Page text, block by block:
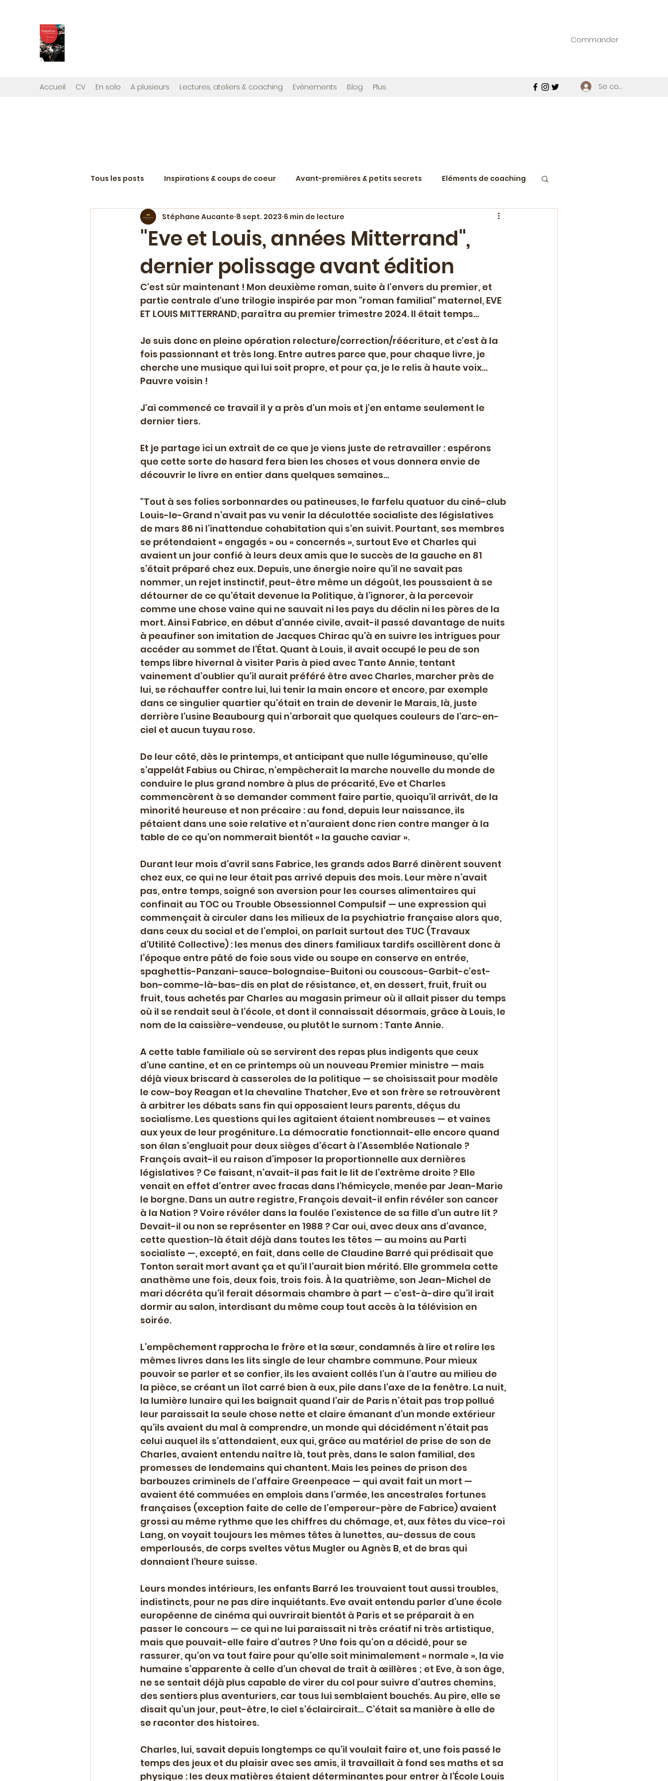
Commander
Accueil CV En solo A plusieurs Lectures, ateliers & coaching Evénements Blog Plus Se connecter
Tous les posts Inspirations & coups de coeur Avant-premières & petits secrets Eléments de coaching
Projets d'écriture en cours Nostalgie du rétroviseur Humeurs
Chroniques & avis Projet de maison d'édition
Ateliers & coaching Offre spéciale Livre paru Travail éditorial Palestine Roman
Nouvelle parution Résidence-mission Education artistique et culturelle
"Eve et Louis, années Mitterrand",
dernier polissage avant édition
Stéphane Aucante 8 sept. 2023 6 min de lecture
C'est sûr maintenant ! Mon deuxième roman, suite à l'envers du premier, et
partie centrale d'une trilogie inspirée par mon "roman familial" maternel, EVE
ET LOUIS MITTERRAND, paraîtra au premier trimestre 2024. Il était temps...
Je suis donc en pleine opération relecture/correction/réécriture, et c'est à la
fois passionnant et très long. Entre autres parce que, pour chaque livre, je
cherche une musique qui lui soit propre, et pour ça, je le relis à haute voix...
Pauvre voisin !
J'ai commencé ce travail il y a près d'un mois et j'en entame seulement le
dernier tiers.
Et je partage ici un extrait de ce que je viens juste de retravailler : espérons
que cette sorte de hasard fera bien les choses et vous donnera envie de
découvrir le livre en entier dans quelques semaines...
"Tout à ses folies sorbonnardes ou patineuses, le farfelu quatuor du ciné-club
Louis-le-Grand n’avait pas vu venir la déculottée socialiste des législatives
de mars 86 ni l’inattendue cohabitation qui s’en suivit. Pourtant, ses membres
se prétendaient « engagés » ou « concernés », surtout Eve et Charles qui
avaient un jour confié à leurs deux amis que le succès de la gauche en 81
s’était préparé chez eux. Depuis, une énergie noire qu’il ne savait pas
nommer, un rejet instinctif, peut-être même un dégoût, les poussaient à se
détourner de ce qu’était devenue la Politique, à l’ignorer, à la percevoir
comme une chose vaine qui ne sauvait ni les pays du déclin ni les pères de la
mort. Ainsi Fabrice, en début d’année civile, avait-il passé davantage de nuits
à peaufiner son imitation de Jacques Chirac qu’à en suivre les intrigues pour
accéder au sommet de l’État. Quant à Louis, il avait occupé le peu de son
temps libre hivernal à visiter Paris à pied avec Tante Annie, tentant
vainement d’oublier qu’il aurait préféré être avec Charles, marcher près de
lui, se réchauffer contre lui, lui tenir la main encore et encore, par exemple
dans ce singulier quartier qu’était en train de devenir le Marais, là, juste
derrière l’usine Beaubourg qui n’arborait que quelques couleurs de l’arc-en-
ciel et aucun tuyau rose.
De leur côté, dès le printemps, et anticipant que nulle légumineuse, qu’elle
s’appelât Fabius ou Chirac, n’empêcherait la marche nouvelle du monde de
conduire le plus grand nombre à plus de précarité, Eve et Charles
commencèrent à se demander comment faire partie, quoiqu’il arrivât, de la
minorité heureuse et non précaire : au fond, depuis leur naissance, ils
pétaient dans une soie relative et n’auraient donc rien contre manger à la
table de ce qu’on nommerait bientôt « la gauche caviar ».
Durant leur mois d’avril sans Fabrice, les grands ados Barré dinèrent souvent
chez eux, ce qui ne leur était pas arrivé depuis des mois. Leur mère n’avait
pas, entre temps, soigné son aversion pour les courses alimentaires qui
confinait au TOC ou Trouble Obsessionnel Compulsif — une expression qui
commençait à circuler dans les milieux de la psychiatrie française alors que,
dans ceux du social et de l’emploi, on parlait surtout des TUC (Travaux
d’Utilité Collective) : les menus des diners familiaux tardifs oscillèrent donc à
l’époque entre pâté de foie sous vide ou soupe en conserve en entrée,
spaghettis-Panzani-sauce-bolognaise-Buitoni ou couscous-Garbit-c’est-
bon-comme-là-bas-dis en plat de résistance, et, en dessert, fruit, fruit ou
fruit, tous achetés par Charles au magasin primeur où il allait pisser du temps
où il se rendait seul à l’école, et dont il connaissait désormais, grâce à Louis, le
nom de la caissière-vendeuse, ou plutôt le surnom : Tante Annie.
A cette table familiale où se servirent des repas plus indigents que ceux
d’une cantine, et en ce printemps où un nouveau Premier ministre — mais
déjà vieux briscard à casseroles de la politique — se choisissait pour modèle
le cow-boy Reagan et la chevaline Thatcher, Eve et son frère se retrouvèrent
à arbitrer les débats sans fin qui opposaient leurs parents, déçus du
socialisme. Les questions qui les agitaient étaient nombreuses — et vaines
aux yeux de leur progéniture. La démocratie fonctionnait-elle encore quand
son élan s’engluait pour deux sièges d’écart à l’Assemblée Nationale ?
François avait-il eu raison d’imposer la proportionnelle aux dernières
législatives ? Ce faisant, n’avait-il pas fait le lit de l’extrême droite ? Elle
venait en effet d’entrer avec fracas dans l’hémicycle, menée par Jean-Marie
le borgne. Dans un autre registre, François devait-il enfin révéler son cancer
à la Nation ? Voire révéler dans la foulée l’existence de sa fille d’un autre lit ?
Devait-il ou non se représenter en 1988 ? Car oui, avec deux ans d’avance,
cette question-là était déjà dans toutes les têtes — au moins au Parti
socialiste —, excepté, en fait, dans celle de Claudine Barré qui prédisait que
Tonton serait mort avant ça et qu’il l’aurait bien mérité. Elle grommela cette
anathème une fois, deux fois, trois fois. À la quatrième, son Jean-Michel de
mari décréta qu’il ferait désormais chambre à part — c’est-à-dire qu’il irait
dormir au salon, interdisant du même coup tout accès à la télévision en
soirée.
L’empêchement rapprocha le frère et la sœur, condamnés à lire et relire les
mêmes livres dans les lits single de leur chambre commune. Pour mieux
pouvoir se parler et se confier, ils les avaient collés l’un à l’autre au milieu de
la pièce, se créant un îlot carré bien à eux, pile dans l’axe de la fenêtre. La nuit,
la lumière lunaire qui les baignait quand l’air de Paris n’était pas trop pollué
leur paraissait la seule chose nette et claire émanant d’un monde extérieur
qu’ils avaient du mal à comprendre, un monde qui décidément n’était pas
celui auquel ils s’attendaient, eux qui, grâce au matériel de prise de son de
Charles, avaient entendu naître là, tout près, dans le salon familial, des
promesses de lendemains qui chantent. Mais les peines de prison des
barbouzes criminels de l’affaire Greenpeace — qui avait fait un mort —
avaient été commuées en emplois dans l’armée, les ancestrales fortunes
françaises (exception faite de celle de l’empereur-père de Fabrice) avaient
grossi au même rythme que les chiffres du chômage, et, aux fêtes du vice-roi
Lang, on voyait toujours les mêmes têtes à lunettes, au-dessus de cous
emperlousés, de corps sveltes vêtus Mugler ou Agnès B, et de bras qui
donnaient l’heure suisse.
Leurs mondes intérieurs, les enfants Barré les trouvaient tout aussi troubles,
indistincts, pour ne pas dire inquiétants. Eve avait entendu parler d’une école
européenne de cinéma qui ouvrirait bientôt à Paris et se préparait à en
passer le concours — ce qui ne lui paraissait ni très créatif ni très artistique,
mais que pouvait-elle faire d’autres ? Une fois qu’on a décidé, pour se
rassurer, qu’on va tout faire pour qu’elle soit minimalement « normale », la vie
humaine s’apparente à celle d’un cheval de trait à œillères ; et Eve, à son âge,
ne se sentait déjà plus capable de virer du col pour suivre d’autres chemins,
des sentiers plus aventuriers, car tous lui semblaient bouchés. Au pire, elle se
disait qu’un jour, peut-être, le ciel s’éclaircirait… C’était sa manière à elle de
se raconter des histoires.
Charles, lui, savait depuis longtemps ce qu’il voulait faire et, une fois passé le
temps des jeux et du plaisir avec ses amis, il travaillait à fond ses maths et sa
physique : les deux matières étaient déterminantes pour entrer à l’École Louis